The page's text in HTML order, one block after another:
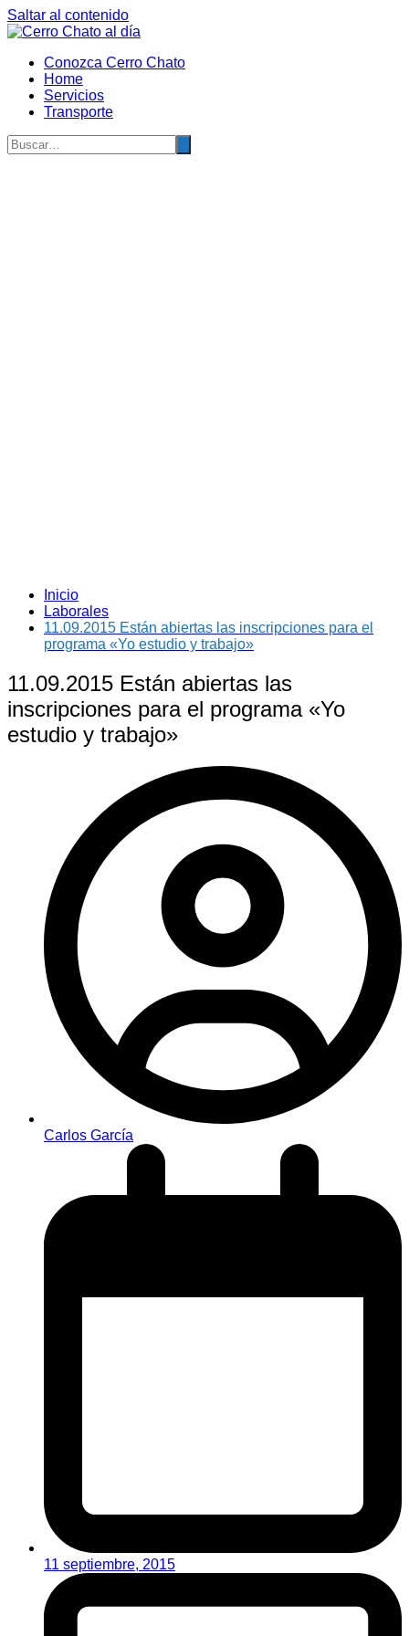
Saltar al contenido
Conozca Cerro Chato
Home
Servicios
Transporte
Inicio
Laborales
11.09.2015 Están abiertas las inscripciones para el
programa «Yo estudio y trabajo»
11.09.2015 Están abiertas las
inscripciones para el programa «Yo
estudio y trabajo»
Carlos García
11 septiembre, 2015